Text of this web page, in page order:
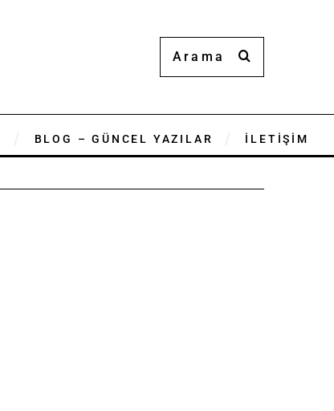
BLOG – GÜNCEL YAZILAR İLETİŞİM